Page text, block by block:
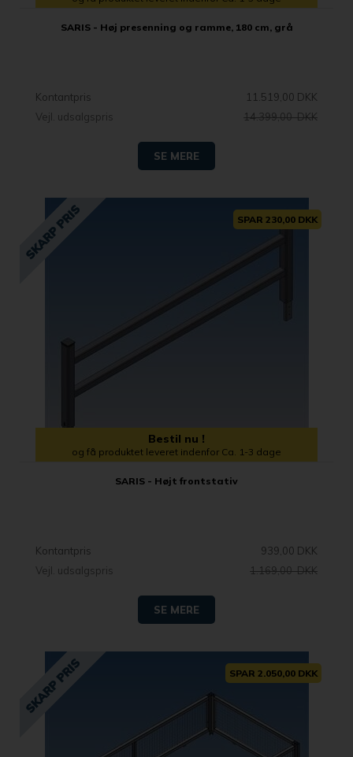
SARIS - Høj presenning og ramme, 180 cm, grå
Kontantpris
11.519,00 DKK
Vejl. udsalgspris
14.399,00 DKK
SE MERE
SPAR 230,00 DKK
Bestil nu !
og få produktet leveret indenfor Ca. 1-3 dage
SARIS - Højt frontstativ
Kontantpris
939,00 DKK
Vejl. udsalgspris
1.169,00 DKK
SE MERE
SPAR 2.050,00 DKK